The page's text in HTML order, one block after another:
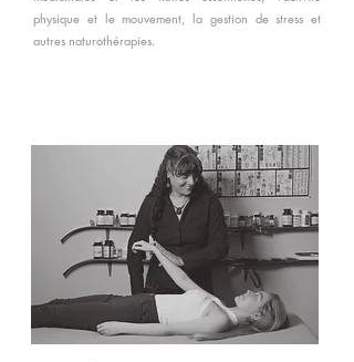
physique et le mouvement, la gestion de stress et
autres naturothérapies.